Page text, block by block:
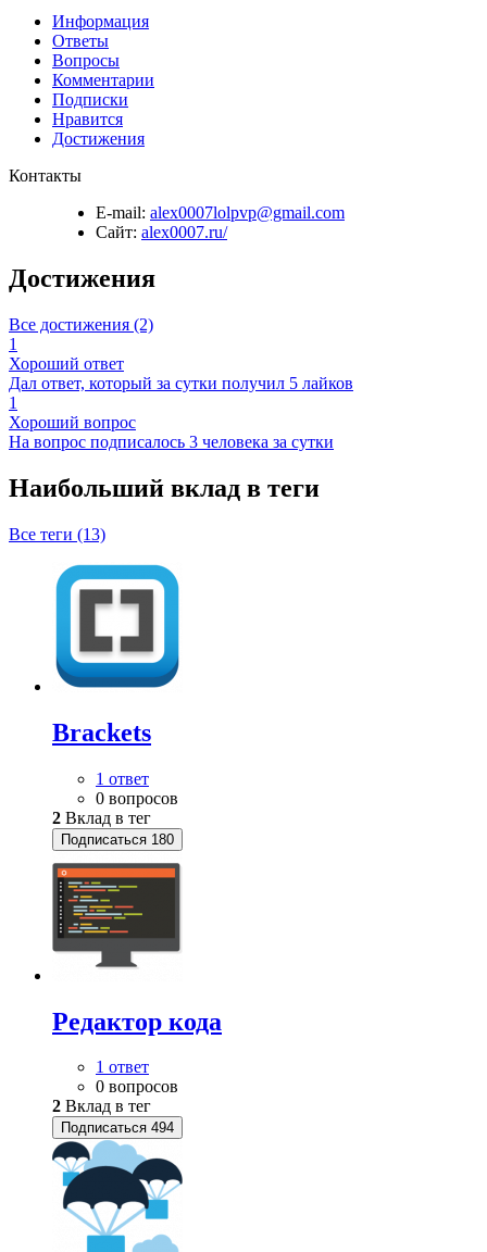
Информация
Ответы
Вопросы
Комментарии
Подписки
Нравится
Достижения
Контакты
E-mail: alex0007lolpvp@gmail.com
Сайт: alex0007.ru/
Достижения
Все достижения (2)
1
Хороший ответ
Дал ответ, который за сутки получил 5 лайков
1
Хороший вопрос
На вопрос подписалось 3 человека за сутки
Наибольший вклад в теги
Все теги (13)
Brackets
1 ответ
0 вопросов
2 Вклад в тег
Подписаться 180
Редактор кода
1 ответ
0 вопросов
2 Вклад в тег
Подписаться 494